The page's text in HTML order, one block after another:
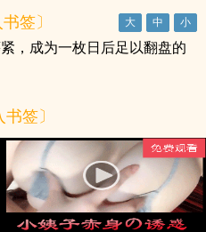
签〕
，成为一枚日后足以翻盘的
书签〕